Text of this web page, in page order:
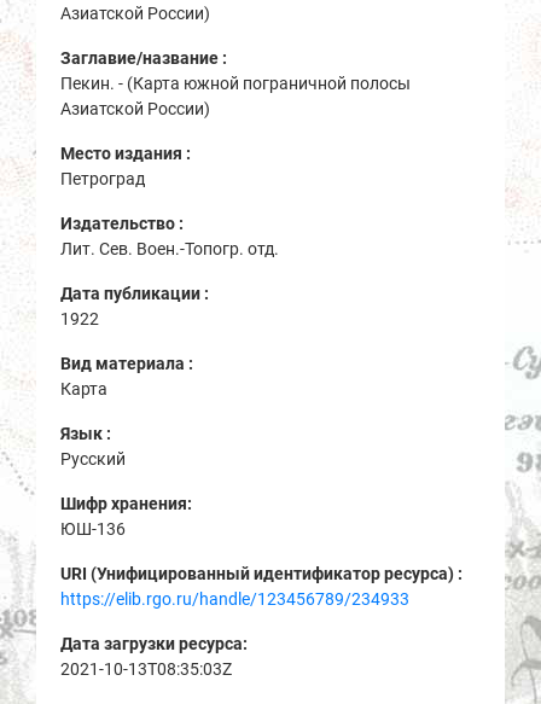
Азиатской России)
Заглавие/название :
Пекин. - (Карта южной пограничной полосы
Азиатской России)
Место издания :
Петроград
Издательство :
Лит. Сев. Воен.-Топогр. отд.
Дата публикации :
1922
Вид материала :
Карта
Язык :
Русский
Шифр хранения:
ЮШ-136
URI (Унифицированный идентификатор ресурса) :
https://elib.rgo.ru/handle/123456789/234933
Дата загрузки ресурса:
2021-10-13T08:35:03Z